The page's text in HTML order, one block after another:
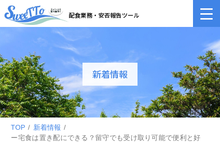
配食業務・安否報告ツール
新着情報
TOP
新着情報
ー宅食は置き配にできる？留守でも受け取り可能で便利と好